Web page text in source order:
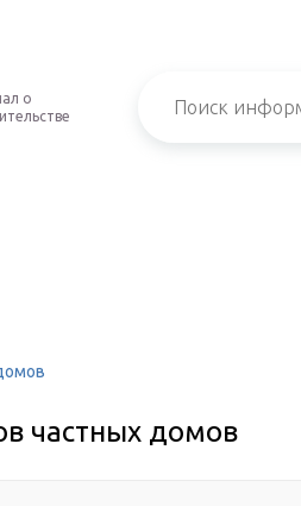
о
частных домов